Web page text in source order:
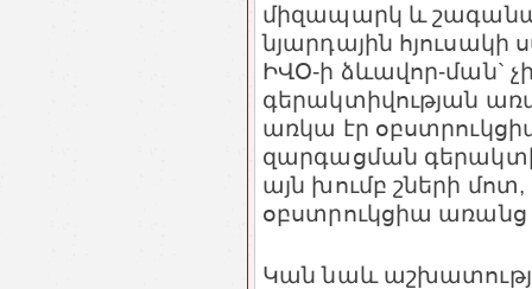
միզապարկ և
նյարդային հյուսակի
ԻՎՕ-ի ձևավոր-ման`
գերակտիվության
առկա էր
զարգացման
այն խումբ շների
օբստրուկցիա առանց
Կան նաև